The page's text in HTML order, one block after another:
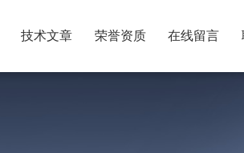
技术文章 荣誉资质 在线留言